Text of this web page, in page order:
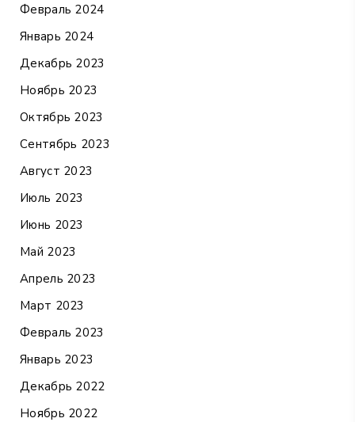
Февраль 2024
Январь 2024
Декабрь 2023
Ноябрь 2023
Октябрь 2023
Сентябрь 2023
Август 2023
Июль 2023
Июнь 2023
Май 2023
Апрель 2023
Март 2023
Февраль 2023
Январь 2023
Декабрь 2022
Ноябрь 2022